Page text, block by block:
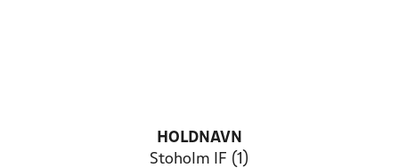
HOLDNAVN
Stoholm IF (1)